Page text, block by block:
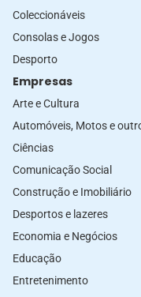
Coleccionáveis
Consolas e Jogos
Desporto
Empresas
Arte e Cultura
Automóveis, Motos e
Ciências
Comunicação Social
Construção e Imobiliário
Desportos e lazeres
Economia e Negócios
Educação
Entretenimento